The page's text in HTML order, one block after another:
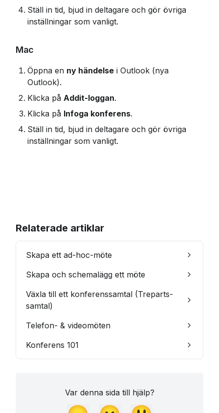
Ställ in tid, bjud in deltagare och gör övriga
inställningar som vanligt.
Mac
Öppna en ny händelse i Outlook (nya
Outlook).
Klicka på Addit-loggan.
Klicka på Infoga konferens.
Ställ in tid, bjud in deltagare och gör övriga
inställningar som vanligt.
Relaterade artiklar
Skapa ett ad-hoc-möte
Skapa och schemalägg ett möte
Växla till ett konferenssamtal (Treparts-
samtal)
Telefon- & videomöten
Konferens 101
Var denna sida till hjälp?